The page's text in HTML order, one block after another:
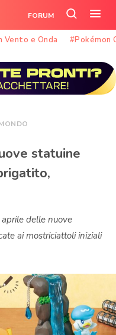
FORUM
Cerca
nel il
Vento e Onda #Pokémon
statuine
delle nuove
ai mostriciattoli iniziali